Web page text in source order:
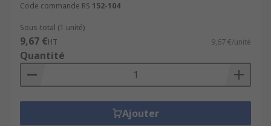
Code commande RS 152-104
Sous-total (1 unité)
9,67 €HT 9,67 €/unité
Quantité
Ajouter